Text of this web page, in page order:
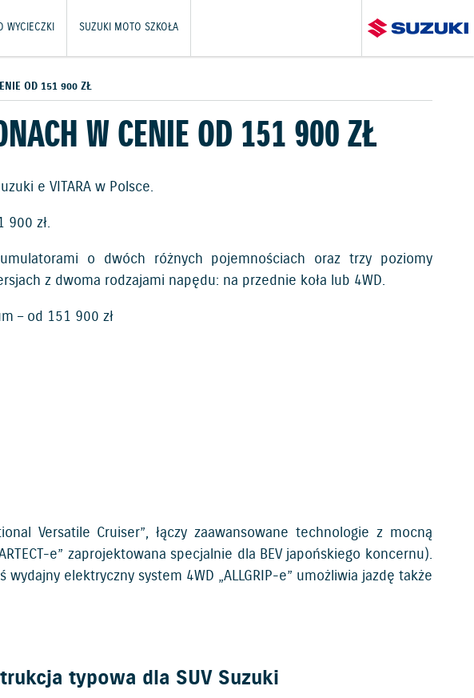
WYCIECZKI SUZUKI MOTO SZKOŁA
OD 151 900 ZŁ
W CENIE OD 151 900 ZŁ
e VITARA w Polsce.
900 zł.
o dwóch różnych pojemnościach oraz trzy poziomy
z dwoma rodzajami napędu: na przednie koła lub 4WD.
– od 151 900 zł
Versatile Cruiser”, łączy zaawansowane technologie z mocną
e” zaprojektowana specjalnie dla BEV japońskiego koncernu).
elektryczny system 4WD „ALLGRIP-e” umożliwia jazdę także
typowa dla SUV Suzuki